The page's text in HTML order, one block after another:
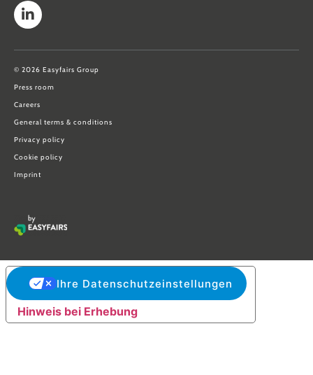
© 2026 Easyfairs Group
Press room
Careers
General terms & conditions
Privacy policy
Cookie policy
Imprint
Hinweis bei Erhebung
Ihre Datenschutzeinstellungen